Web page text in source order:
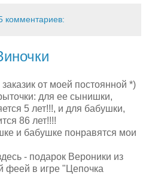
комментариев:
от моей постоянной *)
для ее сынишки,
5 лет!!!, и для бабушки,
86 лет!!!!
и бабушке понравятся мои
- подарок Вероники из
феей в игре "Цепочка